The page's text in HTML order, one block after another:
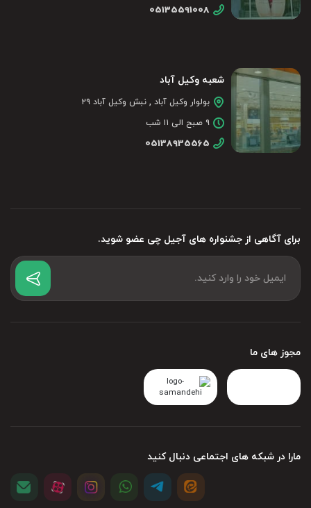
برای آگاهی از جشنواره های آجیل چی عضو شوید.
05135591008
شعبه وکیل آباد
بولوار وکیل آباد , نبش وکیل آباد ۲۹
۹ صبح الی ۱۱ شب
05138935565
مجوز های ما
مارا در شبکه های اجتماعی دنبال کنید